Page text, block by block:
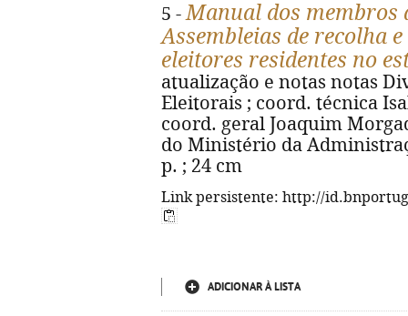
5 -Manual dos membros
Assembleias de recolha
eleitores residentes no
atualização e notas notas
Eleitorais ; coord. técnica
coord. geral Joaquim
do Ministério da
p. ; 24 cm
Link persistente: http://
ADICIONAR À LISTA